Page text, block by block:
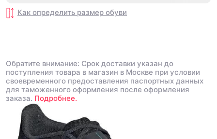
Как определить размер обуви
Обратите внимание: Срок доставки указан до
поступления товара в магазин в Москве при условии
своевременного предоставления паспортных данных
для таможенного оформления после оформления
заказа. Подробнее.